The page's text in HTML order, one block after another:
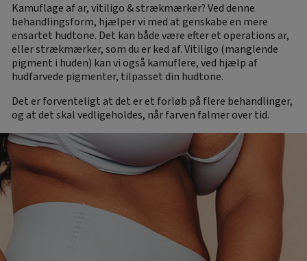
Kamuflage af ar, vitiligo & strækmærker? Ved denne
behandlingsform, hjælper vi med at genskabe en mere
ensartet hudtone. Det kan både være efter et operations ar,
eller strækmærker, som du er ked af. Vitiligo (manglende
pigment i huden) kan vi også kamuflere, ved hjælp af
hudfarvede pigmenter, tilpasset din hudtone.
Det er forventeligt at det er et forløb på flere behandlinger,
og at det skal vedligeholdes, når farven falmer over tid.